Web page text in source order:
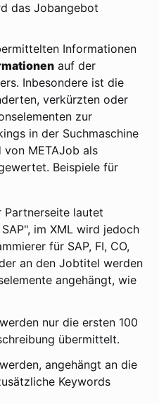
das Jobangebot
Informationen
auf der
Inbesondere ist die
verkürzten oder
zur
in der Suchmaschine
METAJob als
Beispiele für
lautet
im XML wird jedoch
für SAP, FI, CO,
an den Jobtitel werden
angehängt, wie
nur die ersten 100
übermittelt.
angehängt an die
Keywords